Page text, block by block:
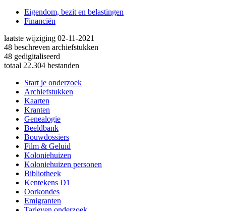
Eigendom, bezit en belastingen
Financiën
laatste wijziging 02-11-2021
48 beschreven archiefstukken
48 gedigitaliseerd
totaal 22.304 bestanden
Start je onderzoek
Archiefstukken
Kaarten
Kranten
Genealogie
Beeldbank
Bouwdossiers
Film & Geluid
Koloniehuizen
Koloniehuizen personen
Bibliotheek
Kentekens D1
Oorkondes
Emigranten